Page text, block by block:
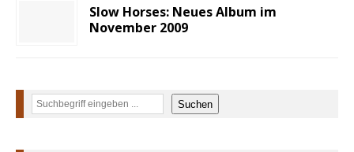
Slow Horses: Neues Album im
November 2009
Suchen Suchen